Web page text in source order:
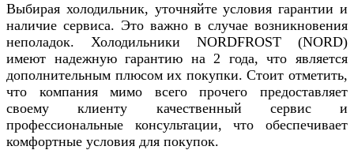
Выбирая холодильник, уточняйте условия гарантии и
наличие сервиса. Это важно в случае возникновения
неполадок. Холодильники NORDFROST (NORD)
имеют надежную гарантию на 2 года, что является
дополнительным плюсом их покупки. Стоит отметить,
что компания мимо всего прочего предоставляет
своему клиенту качественный сервис и
профессиональные консультации, что обеспечивает
комфортные условия для покупок.